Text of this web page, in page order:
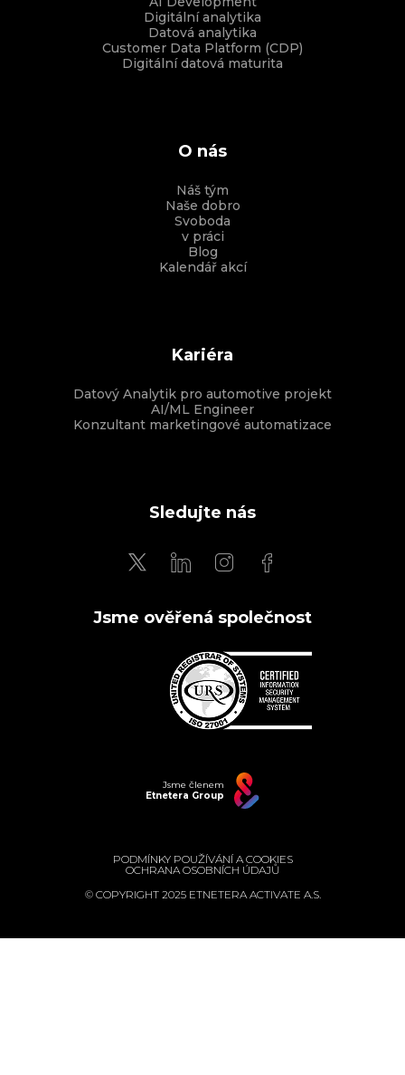
Digitální analytika
Datová analytika
Customer Data Platform (CDP)
Digitální datová maturita
O nás
Náš tým
Naše dobro
Svoboda
v práci
Blog
Kalendář akcí
Kariéra
Datový Analytik pro automotive projekt
AI/ML Engineer
Konzultant marketingové automatizace
Sledujte nás
Jsme ověřená společnost
© COPYRIGHT 2025 ETNETERA ACTIVATE A.S.
Jsme členem
Etnetera Group
PODMÍNKY POUŽÍVÁNÍ A COOKIES
OCHRANA OSOBNÍCH ÚDAJŮ